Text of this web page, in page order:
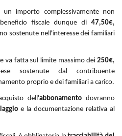
importo complessivamente non
fiscale dunque di47,50€,
sostenute nell'interesse dei familiari
va fatta sul limite massimo dei 250€,
sostenute dal contribuente
proprio e dei familiari a carico.
dell'abbonamento dovranno
e la documentazione relativa al